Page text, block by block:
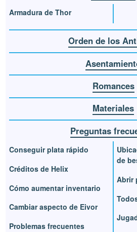
Armadura de Thor
Orden de los
Romances
Materiales
Preguntas
Conseguir plata rápido
Créditos de Helix
Cómo aumentar inventario
Cambiar aspecto de Eivor
Problemas frecuentes
de
Abrir